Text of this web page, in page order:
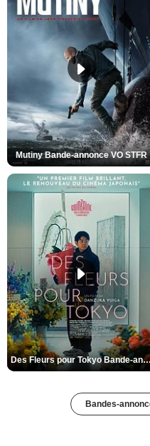
Mutiny Bande-annonce VO STFR
Des Fleurs pour Tokyo Bande-
Bandes-